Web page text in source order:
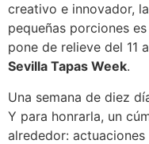
creativo e innovador,
pequeñas porciones
pone de relieve del 11
Sevilla Tapas Week.
Una semana de diez
Y para honrarla, un
alrededor: